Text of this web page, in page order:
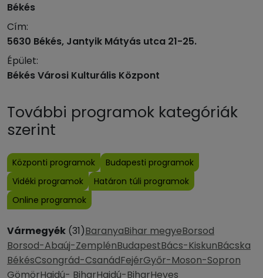
Békés
Cím:
5630 Békés, Jantyik Mátyás utca 21-25.
Épület:
Békés Városi Kulturális Központ
További programok kategóriák
szerint
Központi programok
Budapesti programok
Vidéki programok
Határon túli programok
Online programok
Vármegyék (31)BaranyaBihar megyeBorsod
Borsod-Abaúj-ZemplénBudapestBács-KiskunBácska
BékésCsongrád-CsanádFejérGyőr-Moson-Sopron
GömörHajdú- BiharHajdú-BiharHeves